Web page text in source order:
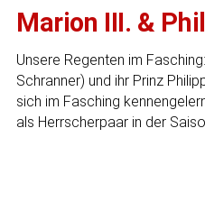
Marion III. &
Unsere Regenten im
Schranner) und ihr Prinz
sich im Fasching
als Herrscherpaar in der